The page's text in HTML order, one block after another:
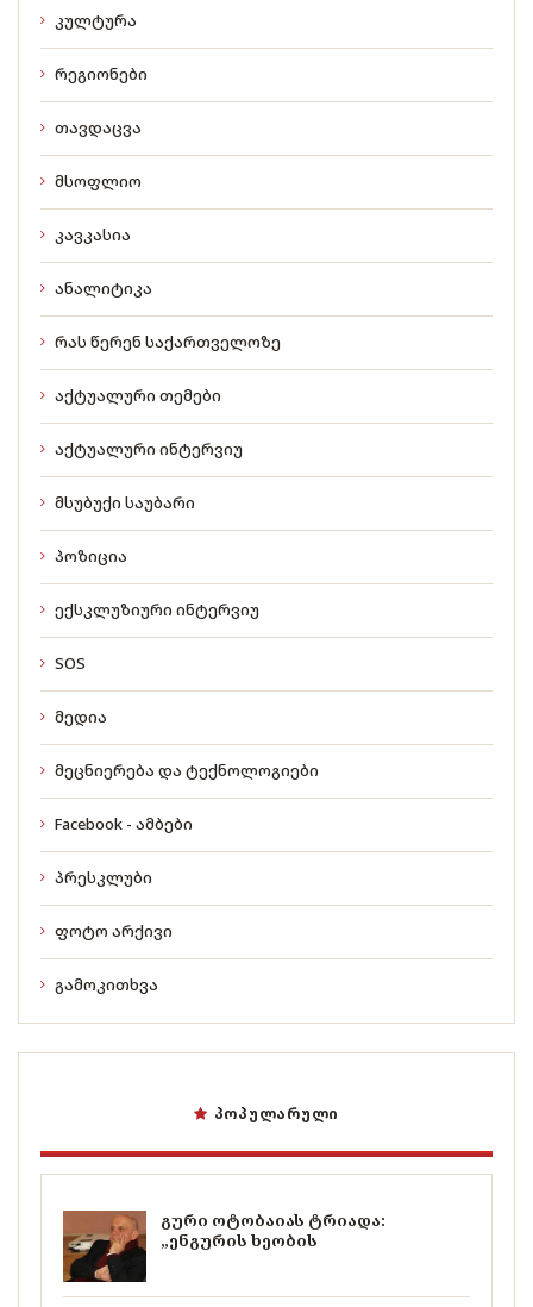
კულტურა
რეგიონები
თავდაცვა
მსოფლიო
კავკასია
ანალიტიკა
რას წერენ საქართველოზე
აქტუალური თემები
აქტუალური ინტერვიუ
მსუბუქი საუბარი
პოზიცია
ექსკლუზიური ინტერვიუ
SOS
მედია
მეცნიერება და ტექნოლოგიები
Facebook - ამბები
პრესკლუბი
ფოტო არქივი
გამოკითხვა
ᲞᲝᲞᲣᲚᲐᲠᲣᲚᲘ
გური ოტობაიას ტრიადა:
„ენგურის ხეობის